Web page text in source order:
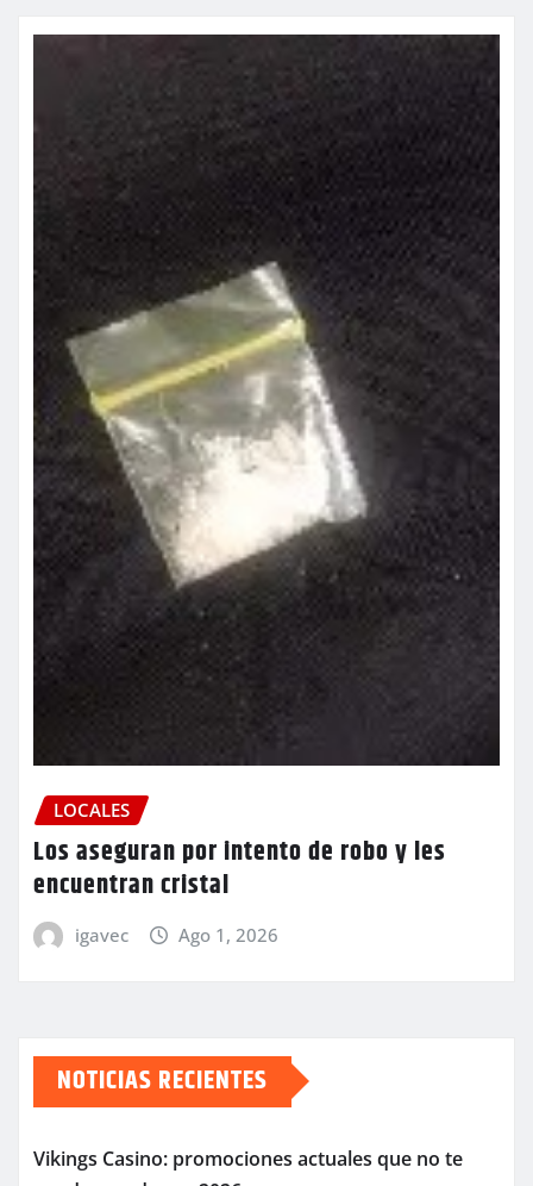
LOCALES
Los aseguran por intento de robo y les
encuentran cristal
igavec Ago 1, 2026
NOTICIAS RECIENTES
Vikings Casino: promociones actuales que no te